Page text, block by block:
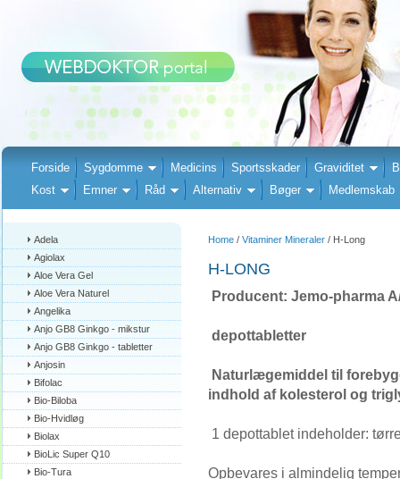
Forside Sygdomme Medicins Sportsskader Graviditet
Kost
Emner Råd Alternativ Bøger Medlemskab
Adela
Agiolax
Aloe Vera Gel
Aloe Vera Naturel
Angelika
Anjo GB8 Ginkgo - mikstur
Anjo GB8 Ginkgo - tabletter
Anjosin
Bifolac
Bio-Biloba
Bio-Hvidløg
Biolax
BioLic Super Q10
Bio-Tura
Home / Vitaminer Mineraler / H-Long
H-LONG
Producent: Jemo-pharma
depottabletter
Naturlægemiddel til
indhold af kolesterol og
1 depottablet indeholder:
Opbevares i almindelig